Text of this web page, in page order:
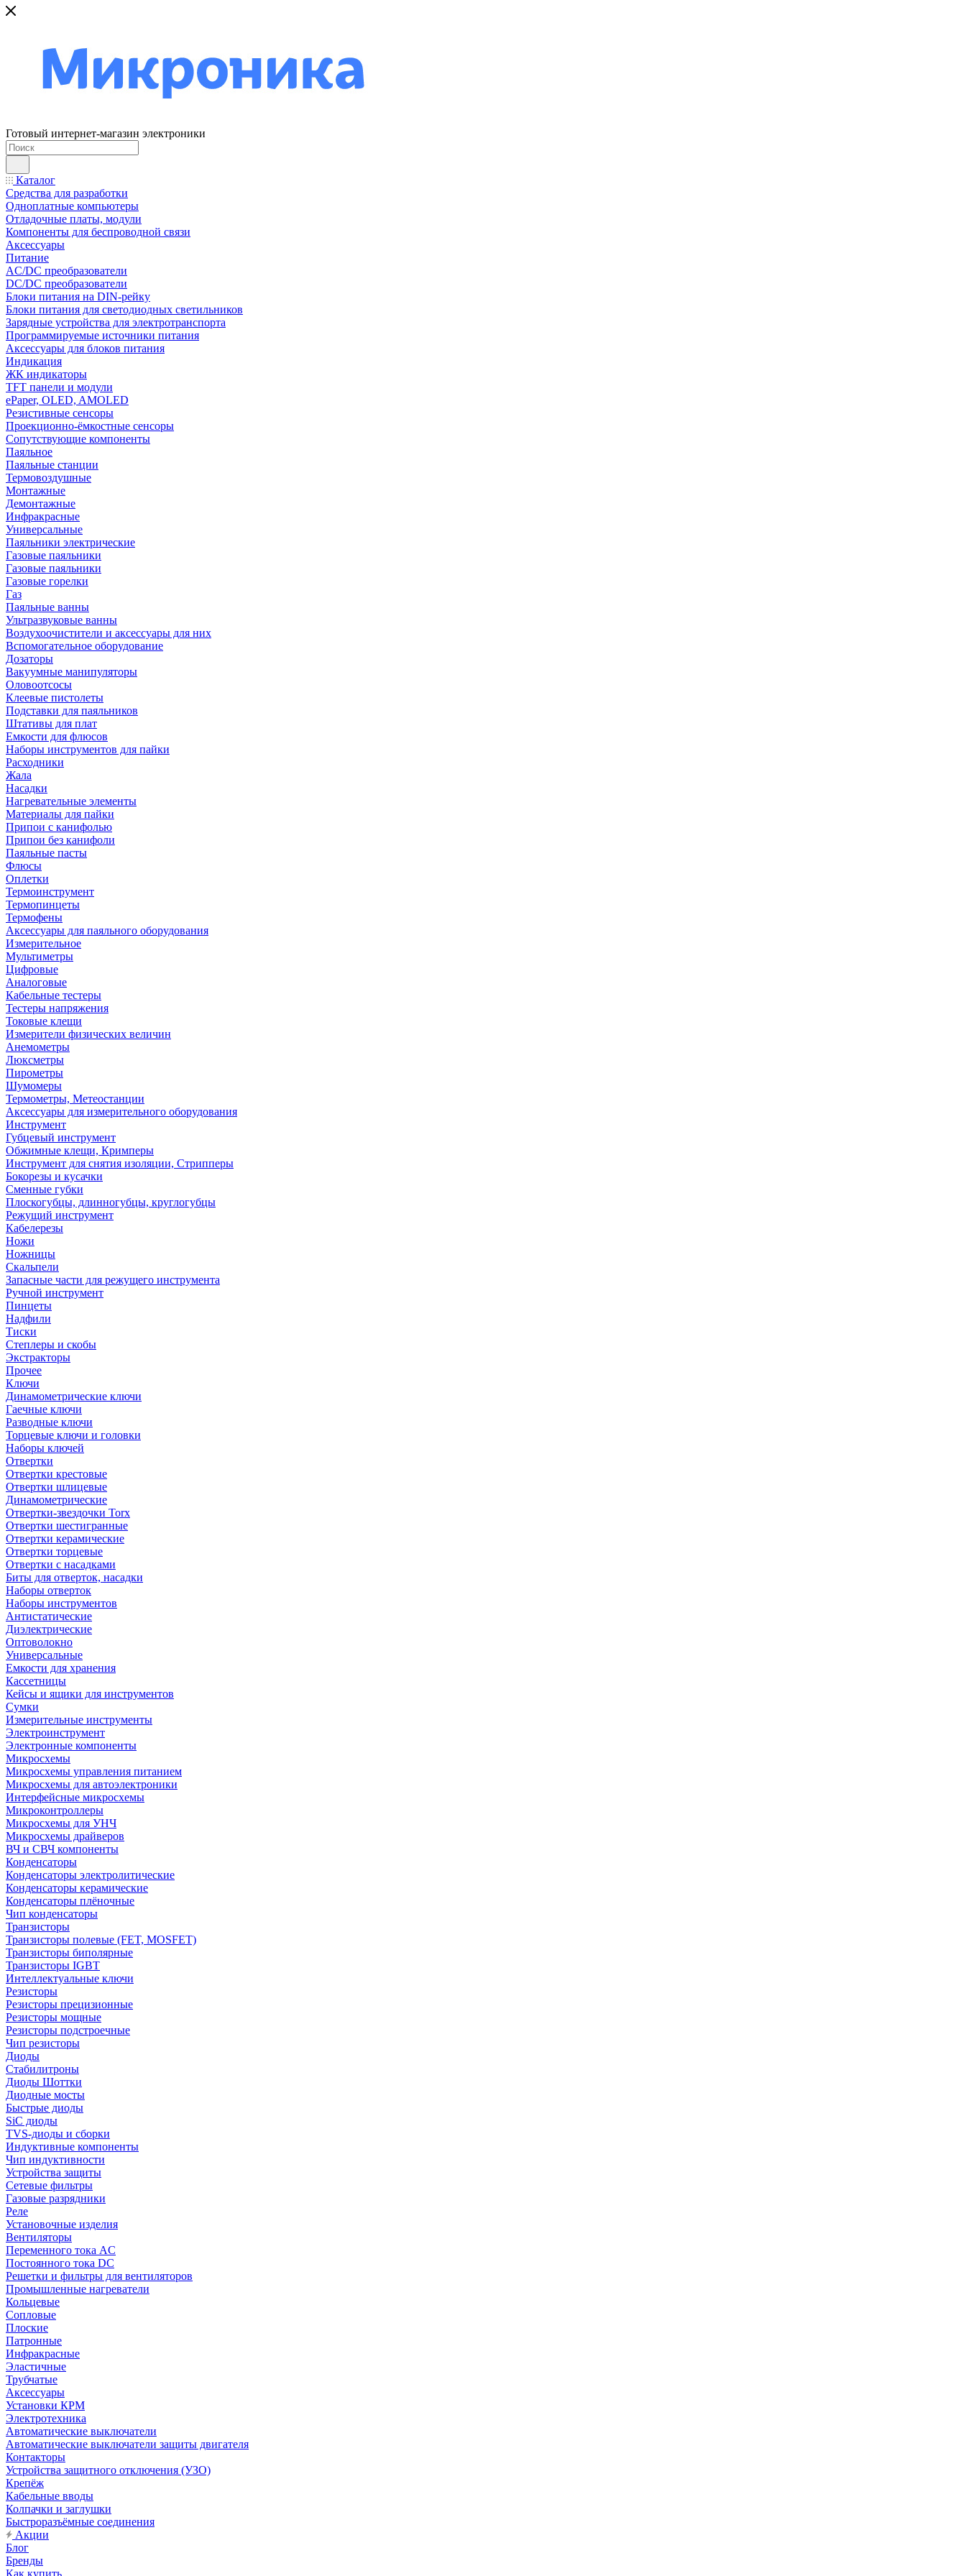
Готовый интернет-магазин электроники
Каталог
Средства для разработки
Одноплатные компьютеры
Отладочные платы, модули
Компоненты для беспроводной связи
Аксессуары
Питание
AC/DC преобразователи
DC/DC преобразователи
Блоки питания на DIN-рейку
Блоки питания для светодиодных светильников
Зарядные устройства для электротранспорта
Программируемые источники питания
Аксессуары для блоков питания
Индикация
ЖК индикаторы
TFT панели и модули
ePaper, OLED, AMOLED
Резистивные сенсоры
Проекционно-ёмкостные сенсоры
Сопутствующие компоненты
Паяльное
Паяльные станции
Термовоздушные
Монтажные
Демонтажные
Инфракрасные
Универсальные
Паяльники электрические
Газовые паяльники
Газовые паяльники
Газовые горелки
Газ
Паяльные ванны
Ультразвуковые ванны
Воздухоочистители и аксессуары для них
Вспомогательное оборудование
Дозаторы
Вакуумные манипуляторы
Оловоотсосы
Клеевые пистолеты
Подставки для паяльников
Штативы для плат
Емкости для флюсов
Наборы инструментов для пайки
Расходники
Жала
Насадки
Нагревательные элементы
Материалы для пайки
Припои с канифолью
Припои без канифоли
Паяльные пасты
Флюсы
Оплетки
Термоинструмент
Термопинцеты
Термофены
Аксессуары для паяльного оборудования
Измерительное
Мультиметры
Цифровые
Аналоговые
Кабельные тестеры
Тестеры напряжения
Токовые клещи
Измерители физических величин
Анемометры
Люксметры
Пирометры
Шумомеры
Термометры, Метеостанции
Аксессуары для измерительного оборудования
Инструмент
Губцевый инструмент
Обжимные клещи, Кримперы
Инструмент для снятия изоляции, Стрипперы
Бокорезы и кусачки
Сменные губки
Плоскогубцы, длинногубцы, круглогубцы
Режущий инструмент
Кабелерезы
Ножи
Ножницы
Скальпели
Запасные части для режущего инструмента
Ручной инструмент
Пинцеты
Надфили
Тиски
Степлеры и скобы
Экстракторы
Прочее
Ключи
Динамометрические ключи
Гаечные ключи
Разводные ключи
Торцевые ключи и головки
Наборы ключей
Отвертки
Отвертки крестовые
Отвертки шлицевые
Динамометрические
Отвертки-звездочки Torx
Отвертки шестигранные
Отвертки керамические
Отвертки торцевые
Отвертки с насадками
Биты для отверток, насадки
Наборы отверток
Наборы инструментов
Антистатические
Диэлектрические
Оптоволокно
Универсальные
Емкости для хранения
Кассетницы
Кейсы и ящики для инструментов
Сумки
Измерительные инструменты
Электроинструмент
Электронные компоненты
Микросхемы
Микросхемы управления питанием
Микросхемы для автоэлектроники
Интерфейсные микросхемы
Микроконтроллеры
Микросхемы для УНЧ
Микросхемы драйверов
ВЧ и СВЧ компоненты
Конденсаторы
Конденсаторы электролитические
Конденсаторы керамические
Конденсаторы плёночные
Чип конденсаторы
Транзисторы
Транзисторы полевые (FET, MOSFET)
Транзисторы биполярные
Транзисторы IGBT
Интеллектуальные ключи
Резисторы
Резисторы прецизионные
Резисторы мощные
Резисторы подстроечные
Чип резисторы
Диоды
Стабилитроны
Диоды Шоттки
Диодные мосты
Быстрые диоды
SiC диоды
TVS-диоды и сборки
Индуктивные компоненты
Чип индуктивности
Устройства защиты
Сетевые фильтры
Газовые разрядники
Реле
Установочные изделия
Вентиляторы
Переменного тока AC
Постоянного тока DC
Решетки и фильтры для вентиляторов
Промышленные нагреватели
Кольцевые
Сопловые
Плоские
Патронные
Инфракрасные
Эластичные
Трубчатые
Аксессуары
Установки КРМ
Электротехника
Автоматические выключатели
Автоматические выключатели защиты двигателя
Контакторы
Устройства защитного отключения (УЗО)
Крепёж
Кабельные вводы
Колпачки и заглушки
Быстроразъёмные соединения
Акции
Блог
Бренды
Как купить